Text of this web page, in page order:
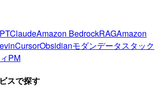
ClaudeAmazon BedrockRAGAmazon
CursorObsidianモダンデータスタック
PM
スで探す